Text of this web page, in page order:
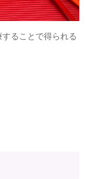
ることで得られる